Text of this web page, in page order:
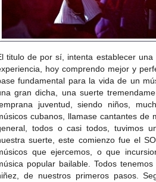
titulo de por sí, intenta establecer
hoy comprendo mejor y
fundamental para la vida de un
gran dicha, una suerte
juventud, siendo niños,
cubanos, llamase cantantes de
todos o casi todos, tuvimos
suerte, este comienzo fue el
que ejercemos, o que
popular bailable. Todos
de nuestros primeros pasos.